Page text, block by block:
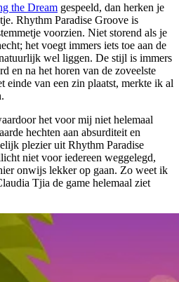
the Dream gespeeld, dan herken je
Rhythm Paradise Groove is
voorzien. Niet storend als je
het voegt immers iets toe aan de
wel liggen. De stijl is immers
en na het horen van de zoveelste
einde van een zin plaatst, merkte ik al
het voor mij niet helemaal
hechten aan absurditeit en
plezier uit Rhythm Paradise
niet voor iedereen weggelegd,
onwijs lekker op gaan. Zo weet ik
Tjia de game helemaal ziet